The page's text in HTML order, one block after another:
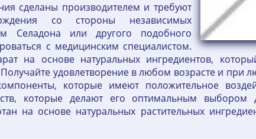
сделаны производителем и требуют
со стороны независимых
Селадона или другого подобного
с медицинским специалистом.
на основе натуральных ингредиентов,
удовлетворение в любом возрасте и при
которые имеют положительное
которые делают его оптимальным
на основе натуральных растительных